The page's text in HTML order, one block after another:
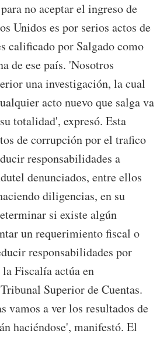
no aceptar el ingreso de
Unidos es por serios actos de
calificado por Salgado como
de ese país. 'Nosotros
una investigación, la cual
acto nuevo que salga va
totalidad', expresó. Esta
de corrupción por el trafico
responsabilidades a
denunciados, entre ellos
diligencias, en su
si existe algún
un requerimiento fiscal o
responsabilidades por
Fiscalía actúa en
Superior de Cuentas.
vamos a ver los resultados de
haciéndose', manifestó. El